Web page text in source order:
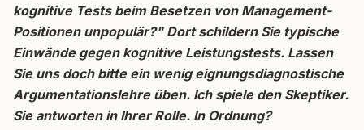
kognitive Tests beim Besetzen von Management-
Positionen unpopulär?" Dort schildern Sie typische
Einwände gegen kognitive Leistungstests. Lassen
Sie uns doch bitte ein wenig eignungsdiagnostische
Argumentationslehre üben. Ich spiele den Skeptiker.
Sie antworten in Ihrer Rolle. In Ordnung?